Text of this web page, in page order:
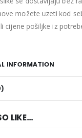
možete uzeti kod
cijene pošiljke iz
INFORMATION
LIKE…